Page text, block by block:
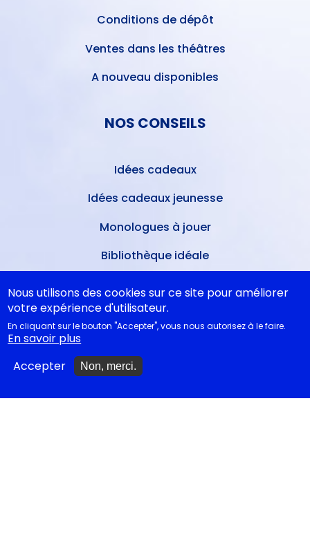
Conditions de dépôt
Ventes dans les théâtres
A nouveau disponibles
NOS CONSEILS
Idées cadeaux
Idées cadeaux jeunesse
Monologues à jouer
Bibliothèque idéale
Festival d'Avignon 2026
relectures...
METTRE À JOUR
Nous utilisons des cookies sur ce site pour améliorer
votre expérience d'utilisateur.
En cliquant sur le bouton "Accepter", vous nous autorisez à le faire.
En savoir plus
Accepter
Non, merci.